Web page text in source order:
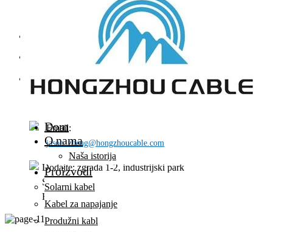
Dom
O nama
Naša istorija
Proizvodi
Solarni kabel
Kabel za napajanje
Produžni kabl
LAN kabel za kućnu mrežu
Primjena solarnih i fotonaponskih
Primena višežilnih kablova
Tel: +86-573-83163281
Email:
jason_zheng@hongzhoucable.com
Dodajte: zgrada 1-2, industrijski park
Shiquan, grad Tongyuan, okrug
Haiyan, grad Jiaxing, Zhejiang